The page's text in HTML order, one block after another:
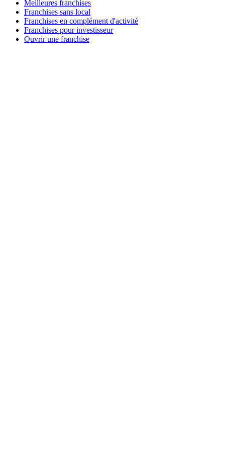
Meilleures franchises
Franchises sans local
Franchises en complément d'activité
Franchises pour investisseur
Ouvrir une franchise